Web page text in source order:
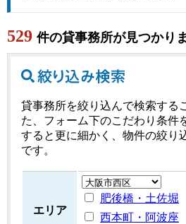
529 件の貸事務所が見つかり
貸事務所を絞り込んで検索する
た、フォーム下のこだわり条件
すると更に細かく、物件の絞り
です。
エリア
肥後橋・土佐堀
西本町・阿波座